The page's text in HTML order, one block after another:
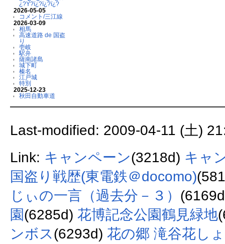
¿?Ý?ï¿?ï¿?ï¿?
2026-05-05
コメント/三江線
2026-03-09
相馬
高速道路 de 国盗
り
壱岐
駅弁
薩南諸島
城下町
榛名
江戸城
特別
2025-12-23
秋田自動車道
Last-modified: 2009-04-11 (土)
Link: キャンペーン(3218d) キャ
国盗り戦歴(東電鉄＠docomo)
じぃの一言（過去分－３）
園(6285d) 花博記念公園鶴見緑地
ンボス(6293d) 花の郷 滝谷花し